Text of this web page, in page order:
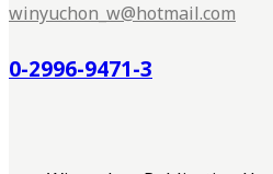
winyuchon_w@hotmail.com
0-2996-9471-3